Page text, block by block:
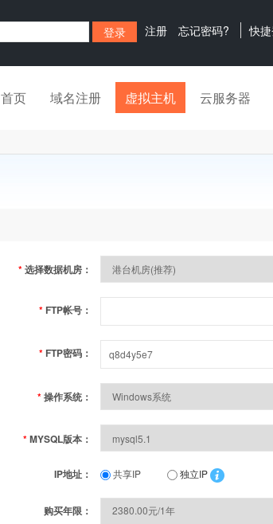
注册 忘记密码? 快
首页 域名注册 虚拟主机 云服务器
*选择数据机房：
* FTP帐号：
* FTP密码：
*操作系统：
*MYSQL版本：
IP地址： 共享IP 独立IP
购买年限：